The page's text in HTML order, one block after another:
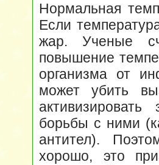
Нормальная
Если
жар. Ученые
повышение
организма от
может убить
борьбы с ними
антител).
хорошо, это